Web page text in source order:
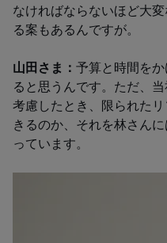
なければならないほど大
る案もあるんですが。
山田さま： 予算と時間を
ると思うんです。ただ、
考慮したとき、限られた
きるのか、それを林さん
っています。​